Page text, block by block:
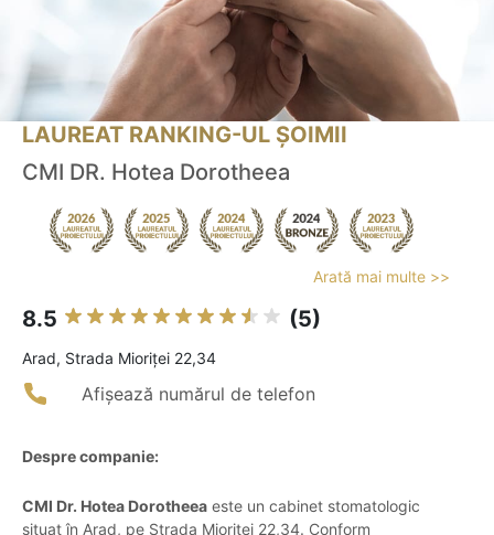
LAUREAT RANKING-UL ȘOIMII
CMI DR. Hotea Dorotheea
Arată mai multe >>
8.5 (5)
Arad, Strada Mioriței 22,34
Afișează numărul de telefon
Despre companie:
CMI Dr. Hotea Dorotheea este un cabinet stomatologic
situat în Arad, pe Strada Mioriței 22,34. Conform